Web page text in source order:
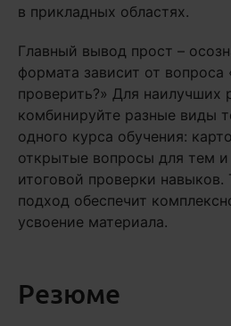
в прикладных областях.
Главный вывод прост –
формата зависит от вопроса
проверить?» Для наилучших
комбинируйте разные виды
одного курса обучения:
открытые вопросы для тем и
итоговой проверки навыков.
подход обеспечит
усвоение материала.
Резюме